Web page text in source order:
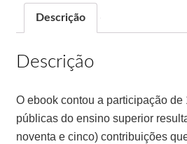
Descrição
Descrição
O ebook contou a participação de
públicas do ensino superior
noventa e cinco) contribuições